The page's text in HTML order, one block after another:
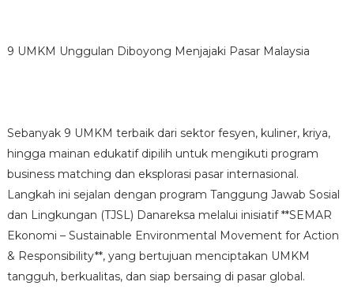
9 UMKM Unggulan Diboyong Menjajaki Pasar Malaysia
Sebanyak 9 UMKM terbaik dari sektor fesyen, kuliner, kriya,
hingga mainan edukatif dipilih untuk mengikuti program
business matching dan eksplorasi pasar internasional.
Langkah ini sejalan dengan program Tanggung Jawab Sosial
dan Lingkungan (TJSL) Danareksa melalui inisiatif **SEMAR
Ekonomi – Sustainable Environmental Movement for Action
& Responsibility**, yang bertujuan menciptakan UMKM
tangguh, berkualitas, dan siap bersaing di pasar global.